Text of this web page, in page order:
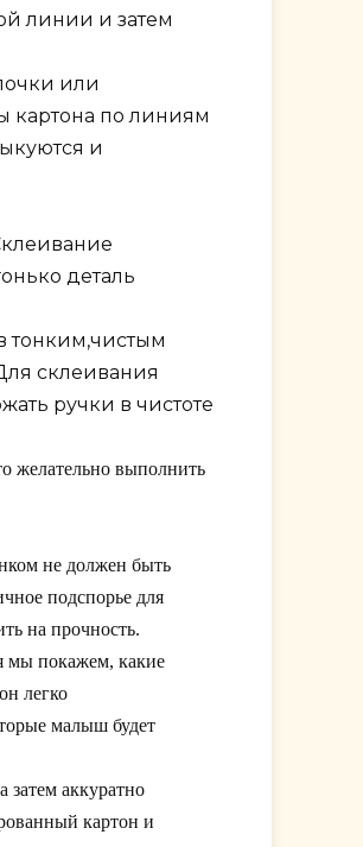
линии и затем
или
картона по линиям
и
деталь
тонким,чистым
склеивания
ручки в чистоте
желательно выполнить
не должен быть
подспорье для
на прочность.
мы покажем, какие
легко
малыш будет
затем аккуратно
картон и